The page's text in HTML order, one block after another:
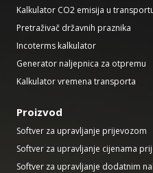
Kalkulator CO2 emisija u
Pretraživač državnih praznika
Incoterms kalkulator
Generator naljepnica za otpremu
Kalkulator vremena transporta
Proizvod
Softver za upravljanje prijevozom
Softver za upravljanje cijenama
Softver za upravljanje dodatnim